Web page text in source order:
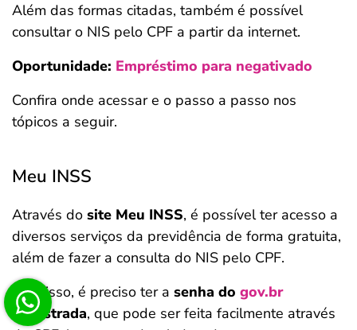
Além das formas citadas, também é possível
consultar o NIS pelo CPF a partir da internet.
Oportunidade: Empréstimo para negativado
Confira onde acessar e o passo a passo nos
tópicos a seguir.
Meu INSS
Através do site Meu INSS, é possível ter acesso a
diversos serviços da previdência de forma gratuita,
além de fazer a consulta do NIS pelo CPF.
Para isso, é preciso ter a senha do gov.br
cadastrada, que pode ser feita facilmente através